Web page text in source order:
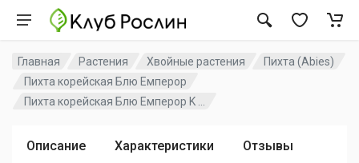
Главная Растения Хвойные растения
Пихта (Abies)
Пихта корейская Блю Емперор
Пихта корейская Блю Емперор K ...
Описание Характеристики Отзывы